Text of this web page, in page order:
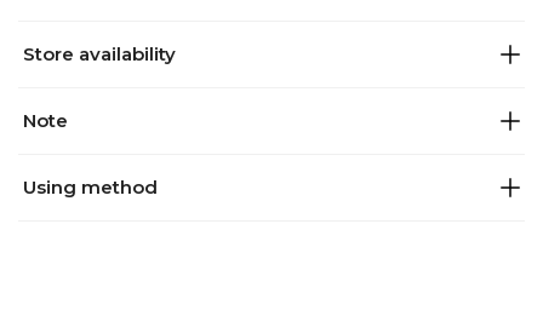
Store availability
Note
Using method